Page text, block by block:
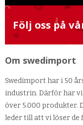
Följ oss på
Om swedimport
Swedimport har i 50
industrin. Därför har
över 5.000 produkter.
leder till att vi löser de